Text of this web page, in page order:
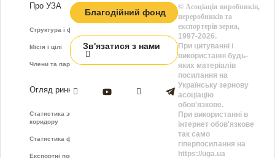
Про УЗА
Структура і функції
Місія і цілі
Члени та партнери
Огляд ринку
Статистика зернового
коридору
Статистика фрахту
Експортні показники
Благодійний фонд
Зв'язатися з нами
©Асоціація виробників,
переробників та
експортерів зерна,
1997-2026.
При цитуванні і
використанні будь-
яких матеріалів
посилання на
Українську зернову
асоціацію
обов'язкове.
При використанні в
інтернет обов'язкове
так само
гіперпосилання на
https://uga.ua